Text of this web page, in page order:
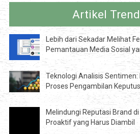
Artikel
Lebih dari Sekadar Melihat
Pemantauan Media Sosial
Teknologi Analisis
Proses Pengambilan
Melindungi Reputasi Brand
Proaktif yang Harus Diambil